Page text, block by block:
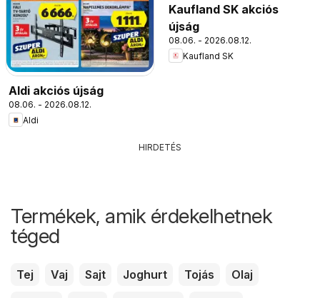
Aldi akciós újság
08.06. - 2026.08.12.
Aldi
Kaufland SK akciós
újság
08.06. - 2026.08.12.
Kaufland SK
HIRDETÉS
Termékek, amik érdekelhetnek
téged
Tej Vaj Sajt Joghurt Tojás
Olaj